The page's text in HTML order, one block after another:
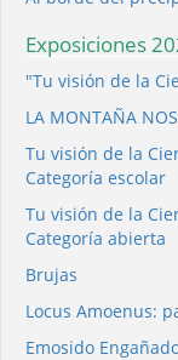
Exposiciones
"Tu visión de la
LA MONTAÑA
Tu visión de la
Categoría escolar
Tu visión de la
Categoría abierta
Brujas
Locus Amoenus:
Emosido